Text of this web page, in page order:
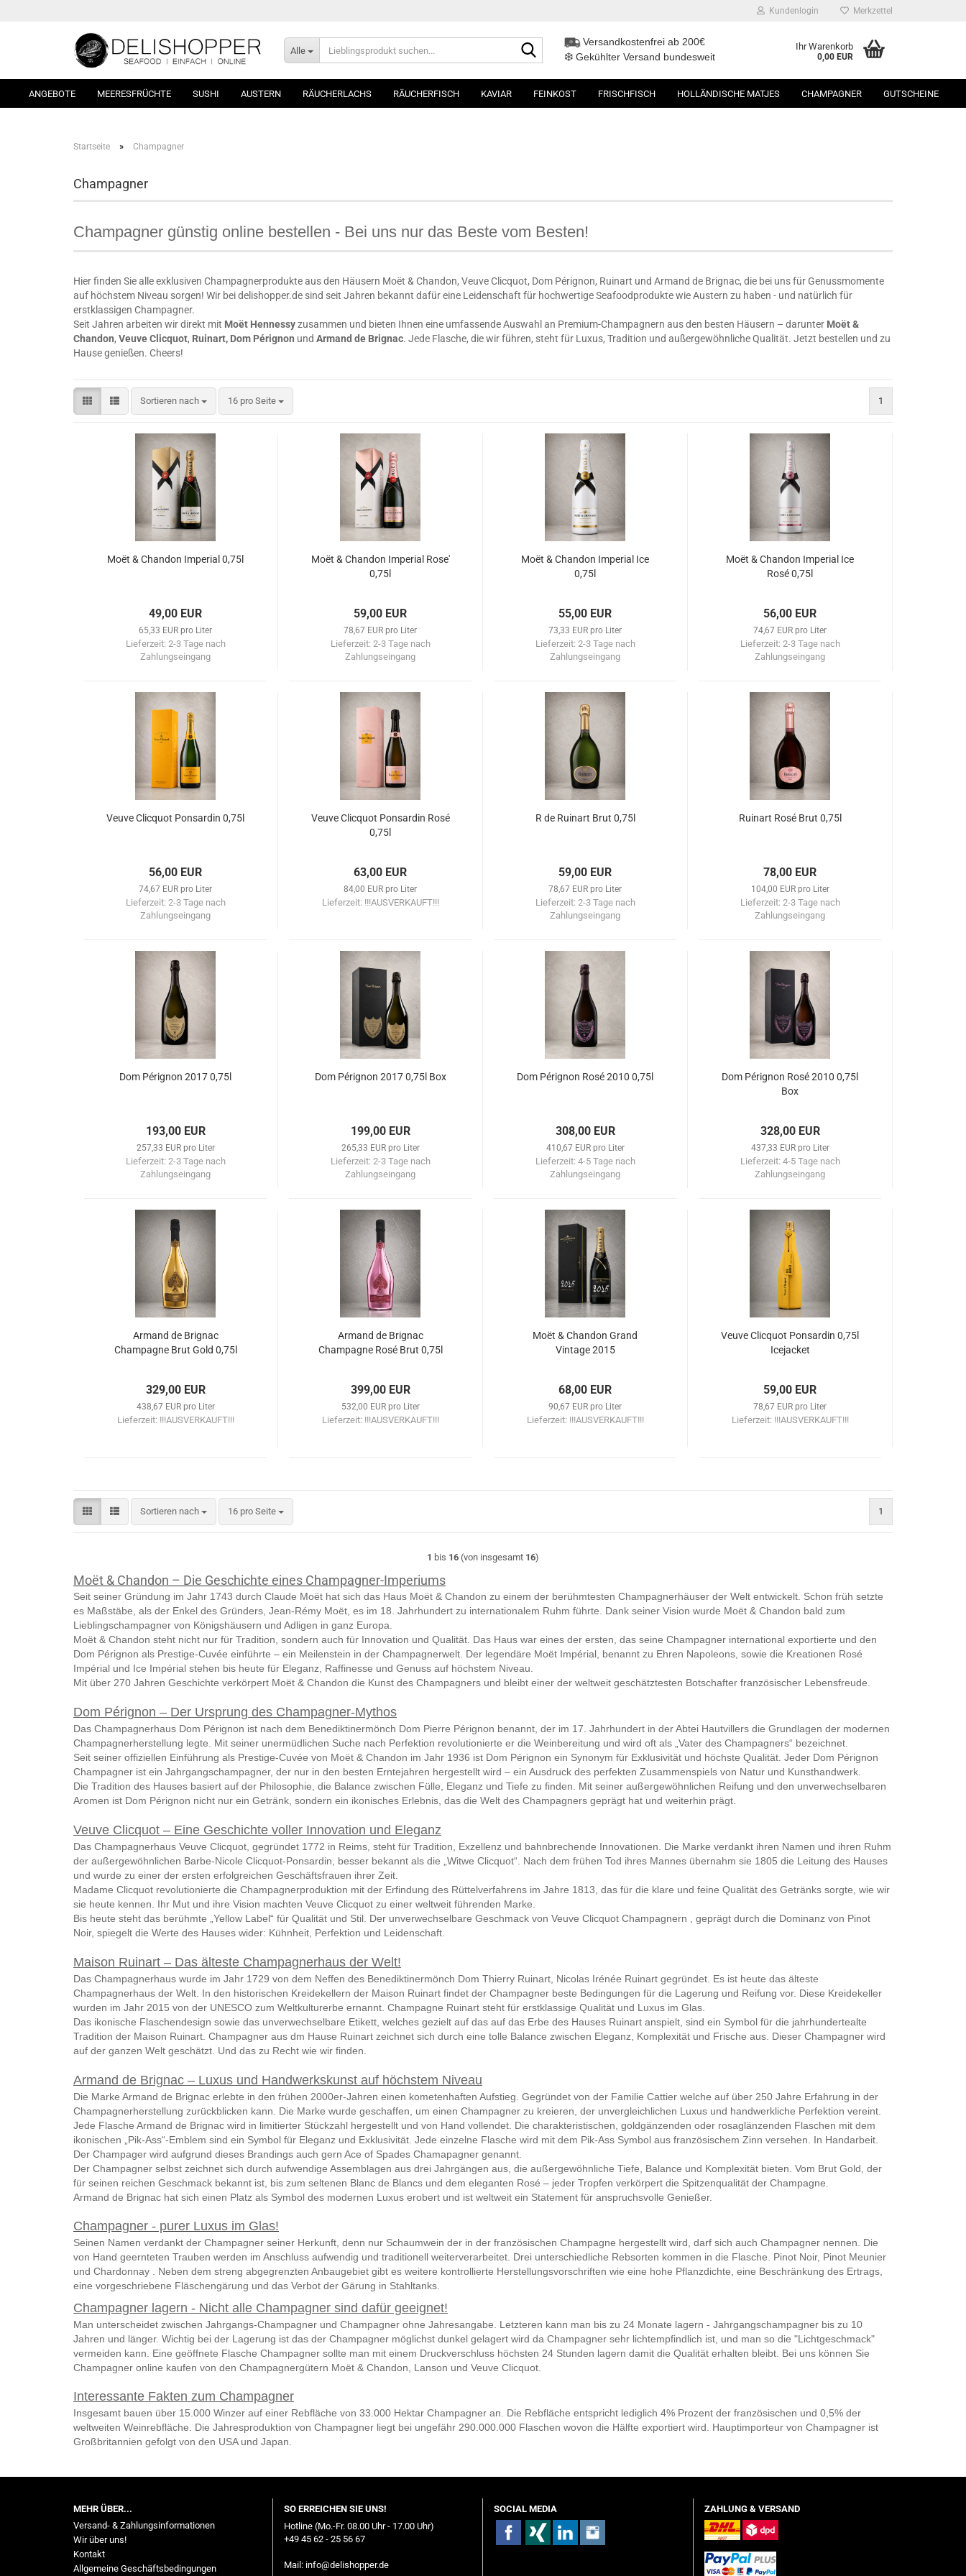
Kundenlogin Merkzettel
Alle
Lieblingsprodukt
suchen...
Versandkostenfrei ab 200€
❄️ Gekühlter Versand bundesweit
Ihr Warenkorb
0,00 EUR
ANGEBOTE MEERESFRÜCHTE SUSHI AUSTERN RÄUCHERLACHS RÄUCHERFISCH KAVIAR FEINKOST FRISCHFISCH HOLLÄNDISCHE MATJES CHAMPAGNER GUTSCHEINE
Startseite » Champagner
Champagner
Champagner günstig online bestellen - Bei uns nur das Beste vom Besten!
Hier finden Sie alle exklusiven Champagnerprodukte aus den Häusern Moët & Chandon, Veuve Clicquot, Dom Pérignon, Ruinart und Armand de Brignac, die bei uns für Genussmomente
auf höchstem Niveau sorgen! Wir bei delishopper.de sind seit Jahren bekannt dafür eine Leidenschaft für hochwertige Seafoodprodukte wie Austern zu haben - und natürlich für
erstklassigen Champagner.
Seit Jahren arbeiten wir direkt mit Moët Hennessyzusammen und bieten Ihnen eine umfassende Auswahl an Premium-Champagnern aus den besten Häusern – darunter Moët &
Chandon, Veuve Clicquot, Ruinart, Dom Pérignon und Armand de Brignac. Jede Flasche, die wir führen, steht für Luxus, Tradition und außergewöhnliche Qualität. Jetzt bestellen und zu
Hause genießen. Cheers!
Sortieren nach
Sortieren nach 16 pro Seite
pro Seite 1
Moët & Chandon Imperial 0,75l
49,00 EUR
65,33 EUR pro Liter
Lieferzeit: 2-3 Tage nach
Zahlungseingang
Moët & Chandon Imperial Rose'
0,75l
59,00 EUR
78,67 EUR pro Liter
Lieferzeit: 2-3 Tage nach
Zahlungseingang
Moët & Chandon Imperial Ice
0,75l
55,00 EUR
73,33 EUR pro Liter
Lieferzeit: 2-3 Tage nach
Zahlungseingang
Moët & Chandon Imperial Ice
Rosé 0,75l
56,00 EUR
74,67 EUR pro Liter
Lieferzeit: 2-3 Tage nach
Zahlungseingang
Veuve Clicquot Ponsardin 0,75l
56,00 EUR
74,67 EUR pro Liter
Lieferzeit: 2-3 Tage nach
Zahlungseingang
Veuve Clicquot Ponsardin Rosé
0,75l
63,00 EUR
84,00 EUR pro Liter
Lieferzeit: !!!AUSVERKAUFT!!!
R de Ruinart Brut 0,75l
59,00 EUR
78,67 EUR pro Liter
Lieferzeit: 2-3 Tage nach
Zahlungseingang
Ruinart Rosé Brut 0,75l
78,00 EUR
104,00 EUR pro Liter
Lieferzeit: 2-3 Tage nach
Zahlungseingang
Dom Pérignon 2017 0,75l
193,00 EUR
257,33 EUR pro Liter
Lieferzeit: 2-3 Tage nach
Zahlungseingang
Dom Pérignon 2017 0,75l Box
199,00 EUR
265,33 EUR pro Liter
Lieferzeit: 2-3 Tage nach
Zahlungseingang
Dom Pérignon Rosé 2010 0,75l
308,00 EUR
410,67 EUR pro Liter
Lieferzeit: 4-5 Tage nach
Zahlungseingang
Dom Pérignon Rosé 2010 0,75l
Box
328,00 EUR
437,33 EUR pro Liter
Lieferzeit: 4-5 Tage nach
Zahlungseingang
Armand de Brignac
Champagne Brut Gold 0,75l
329,00 EUR
438,67 EUR pro Liter
Lieferzeit: !!!AUSVERKAUFT!!!
Armand de Brignac
Champagne Rosé Brut 0,75l
399,00 EUR
532,00 EUR pro Liter
Lieferzeit: !!!AUSVERKAUFT!!!
Moët & Chandon Grand
Vintage 2015
68,00 EUR
90,67 EUR pro Liter
Lieferzeit: !!!AUSVERKAUFT!!!
Veuve Clicquot Ponsardin 0,75l
Icejacket
59,00 EUR
78,67 EUR pro Liter
Lieferzeit: !!!AUSVERKAUFT!!!
Sortieren nach
Sortieren nach 16 pro Seite
pro Seite 1
1 bis 16 (von insgesamt 16)
Moët & Chandon – Die Geschichte eines Champagner-Imperiums
Seit seiner Gründung im Jahr 1743 durch Claude Moët hat sich das Haus Moët & Chandon zu einem der berühmtesten Champagnerhäuser der Welt entwickelt. Schon früh setzte
es Maßstäbe, als der Enkel des Gründers, Jean-Rémy Moët, es im 18. Jahrhundert zu internationalem Ruhm führte. Dank seiner Vision wurde Moët & Chandon bald zum
Lieblingschampagner von Königshäusern und Adligen in ganz Europa.
Moët & Chandon steht nicht nur für Tradition, sondern auch für Innovation und Qualität. Das Haus war eines der ersten, das seine Champagner international exportierte und den
Dom Pérignon als Prestige-Cuvée einführte – ein Meilenstein in der Champagnerwelt. Der legendäre Moët Impérial, benannt zu Ehren Napoleons, sowie die Kreationen Rosé
Impérial und Ice Impérial stehen bis heute für Eleganz, Raffinesse und Genuss auf höchstem Niveau.
Mit über 270 Jahren Geschichte verkörpert Moët & Chandon die Kunst des Champagners und bleibt einer der weltweit geschätztesten Botschafter französischer Lebensfreude.
Dom Pérignon – Der Ursprung des Champagner-Mythos
Das Champagnerhaus Dom Pérignon ist nach dem Benediktinermönch Dom Pierre Pérignon benannt, der im 17. Jahrhundert in der Abtei Hautvillers die Grundlagen der modernen
Champagnerherstellung legte. Mit seiner unermüdlichen Suche nach Perfektion revolutionierte er die Weinbereitung und wird oft als „Vater des Champagners“ bezeichnet.
Seit seiner offiziellen Einführung als Prestige-Cuvée von Moët & Chandon im Jahr 1936 ist Dom Pérignon ein Synonym für Exklusivität und höchste Qualität. Jeder Dom Pérignon
Champagner ist ein Jahrgangschampagner, der nur in den besten Erntejahren hergestellt wird – ein Ausdruck des perfekten Zusammenspiels von Natur und Kunsthandwerk.
Die Tradition des Hauses basiert auf der Philosophie, die Balance zwischen Fülle, Eleganz und Tiefe zu finden. Mit seiner außergewöhnlichen Reifung und den unverwechselbaren
Aromen ist Dom Pérignon nicht nur ein Getränk, sondern ein ikonisches Erlebnis, das die Welt des Champagners geprägt hat und weiterhin prägt.
Veuve Clicquot – Eine Geschichte voller Innovation und Eleganz
Das Champagnerhaus Veuve Clicquot, gegründet 1772 in Reims, steht für Tradition, Exzellenz und bahnbrechende Innovationen. Die Marke verdankt ihren Namen und ihren Ruhm
der außergewöhnlichen Barbe-Nicole Clicquot-Ponsardin, besser bekannt als die „Witwe Clicquot“. Nach dem frühen Tod ihres Mannes übernahm sie 1805 die Leitung des Hauses
und wurde zu einer der ersten erfolgreichen Geschäftsfrauen ihrer Zeit.
Madame Clicquot revolutionierte die Champagnerproduktion mit der Erfindung des Rüttelverfahrens im Jahre 1813, das für die klare und feine Qualität des Getränks sorgte, wie wir
sie heute kennen. Ihr Mut und ihre Vision machten Veuve Clicquot zu einer weltweit führenden Marke.
Bis heute steht das berühmte „Yellow Label“ für Qualität und Stil. Der unverwechselbare Geschmack von Veuve Clicquot Champagnern , geprägt durch die Dominanz von Pinot
Noir, spiegelt die Werte des Hauses wider: Kühnheit, Perfektion und Leidenschaft.
Maison Ruinart – Das älteste Champagnerhaus der Welt!
Das Champagnerhaus wurde im Jahr 1729 von dem Neffen des Benediktinermönch Dom Thierry Ruinart, Nicolas Irénée Ruinart gegründet. Es ist heute das älteste
Champagnerhaus der Welt. In den historischen Kreidekellern der Maison Ruinart findet der Champagner beste Bedingungen für die Lagerung und Reifung vor. Diese Kreidekeller
wurden im Jahr 2015 von der UNESCO zum Weltkulturerbe ernannt. Champagne Ruinart steht für erstklassige Qualität und Luxus im Glas.
Das ikonische Flaschendesign sowie das unverwechselbare Etikett, welches gezielt auf das auf das Erbe des Hauses Ruinart anspielt, sind ein Symbol für die jahrhundertealte
Tradition der Maison Ruinart. Champagner aus dm Hause Ruinart zeichnet sich durch eine tolle Balance zwischen Eleganz, Komplexität und Frische aus. Dieser Champagner wird
auf der ganzen Welt geschätzt. Und das zu Recht wie wir finden.
Armand de Brignac – Luxus und Handwerkskunst auf höchstem Niveau
Die Marke Armand de Brignac erlebte in den frühen 2000er-Jahren einen kometenhaften Aufstieg. Gegründet von der Familie Cattier welche auf über 250 Jahre Erfahrung in der
Champagnerherstellung zurückblicken kann. Die Marke wurde geschaffen, um einen Champagner zu kreieren, der unvergleichlichen Luxus und handwerkliche Perfektion vereint.
Jede Flasche Armand de Brignac wird in limitierter Stückzahl hergestellt und von Hand vollendet. Die charakteristischen, goldgänzenden oder rosaglänzenden Flaschen mit dem
ikonischen „Pik-Ass“-Emblem sind ein Symbol für Eleganz und Exklusivität. Jede einzelne Flasche wird mit dem Pik-Ass Symbol aus französischem Zinn versehen. In Handarbeit.
Der Champager wird aufgrund dieses Brandings auch gern Ace of Spades Chamapagner genannt.
Der Champagner selbst zeichnet sich durch aufwendige Assemblagen aus drei Jahrgängen aus, die außergewöhnliche Tiefe, Balance und Komplexität bieten. Vom Brut Gold, der
für seinen reichen Geschmack bekannt ist, bis zum seltenen Blanc de Blancs und dem eleganten Rosé – jeder Tropfen verkörpert die Spitzenqualität der Champagne.
Armand de Brignac hat sich einen Platz als Symbol des modernen Luxus erobert und ist weltweit ein Statement für anspruchsvolle Genießer.
Champagner - purer Luxus im Glas!
Seinen Namen verdankt der Champagner seiner Herkunft, denn nur Schaumwein der in der französischen Champagne hergestellt wird, darf sich auch Champagner nennen. Die
von Hand geernteten Trauben werden im Anschluss aufwendig und traditionell weiterverarbeitet. Drei unterschiedliche Rebsorten kommen in die Flasche. Pinot Noir, Pinot Meunier
und Chardonnay . Neben dem streng abgegrenzten Anbaugebiet gibt es weitere kontrollierte Herstellungsvorschriften wie eine hohe Pflanzdichte, eine Beschränkung des Ertrags,
eine vorgeschriebene Fläschengärung und das Verbot der Gärung in Stahltanks.
Champagner lagern - Nicht alle Champagner sind dafür geeignet!
Man unterscheidet zwischen Jahrgangs-Champagner und Champagner ohne Jahresangabe. Letzteren kann man bis zu 24 Monate lagern - Jahrgangschampagner bis zu 10
Jahren und länger. Wichtig bei der Lagerung ist das der Champagner möglichst dunkel gelagert wird da Champagner sehr lichtempfindlich ist, und man so die "Lichtgeschmack"
vermeiden kann. Eine geöffnete Flasche Champagner sollte man mit einem Druckverschluss höchsten 24 Stunden lagern damit die Qualität erhalten bleibt. Bei uns können Sie
Champagner online kaufen von den Champagnergütern Moët & Chandon, Lanson und Veuve Clicquot.
Interessante Fakten zum Champagner
Insgesamt bauen über 15.000 Winzer auf einer Rebfläche von 33.000 Hektar Champagner an. Die Rebfläche entspricht lediglich 4% Prozent der französischen und 0,5% der
weltweiten Weinrebfläche. Die Jahresproduktion von Champagner liegt bei ungefähr 290.000.000 Flaschen wovon die Hälfte exportiert wird. Hauptimporteur von Champagner ist
Großbritannien gefolgt von den USA und Japan.
MEHR ÜBER...
Versand- & Zahlungsinformationen
Wir über uns!
Kontakt
Allgemeine Geschäftsbedingungen
SO ERREICHEN SIE UNS!
Hotline (Mo.-Fr. 08.00 Uhr - 17.00 Uhr)
+49 45 62 - 25 56 67
Mail: info@delishopper.de
SOCIAL MEDIA ZAHLUNG & VERSAND